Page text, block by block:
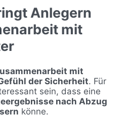
Anlegern
mit
mit
der Sicherheit. Für
sein, dass eine
nach Abzug
könne.